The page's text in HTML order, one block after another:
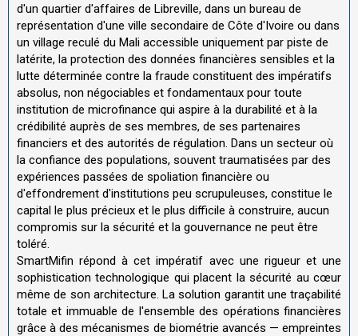
d'un quartier d'affaires de Libreville, dans un bureau de
représentation d'une ville secondaire de Côte d'Ivoire ou dans
un village reculé du Mali accessible uniquement par piste de
latérite, la protection des données financières sensibles et la
lutte déterminée contre la fraude constituent des impératifs
absolus, non négociables et fondamentaux pour toute
institution de microfinance qui aspire à la durabilité et à la
crédibilité auprès de ses membres, de ses partenaires
financiers et des autorités de régulation. Dans un secteur où
la confiance des populations, souvent traumatisées par des
expériences passées de spoliation financière ou
d'effondrement d'institutions peu scrupuleuses, constitue le
capital le plus précieux et le plus difficile à construire, aucun
compromis sur la sécurité et la gouvernance ne peut être
toléré.
SmartMifin répond à cet impératif avec une rigueur et une
sophistication technologique qui placent la sécurité au cœur
même de son architecture. La solution garantit une traçabilité
totale et immuable de l'ensemble des opérations financières
grâce à des mécanismes de biométrie avancés — empreintes